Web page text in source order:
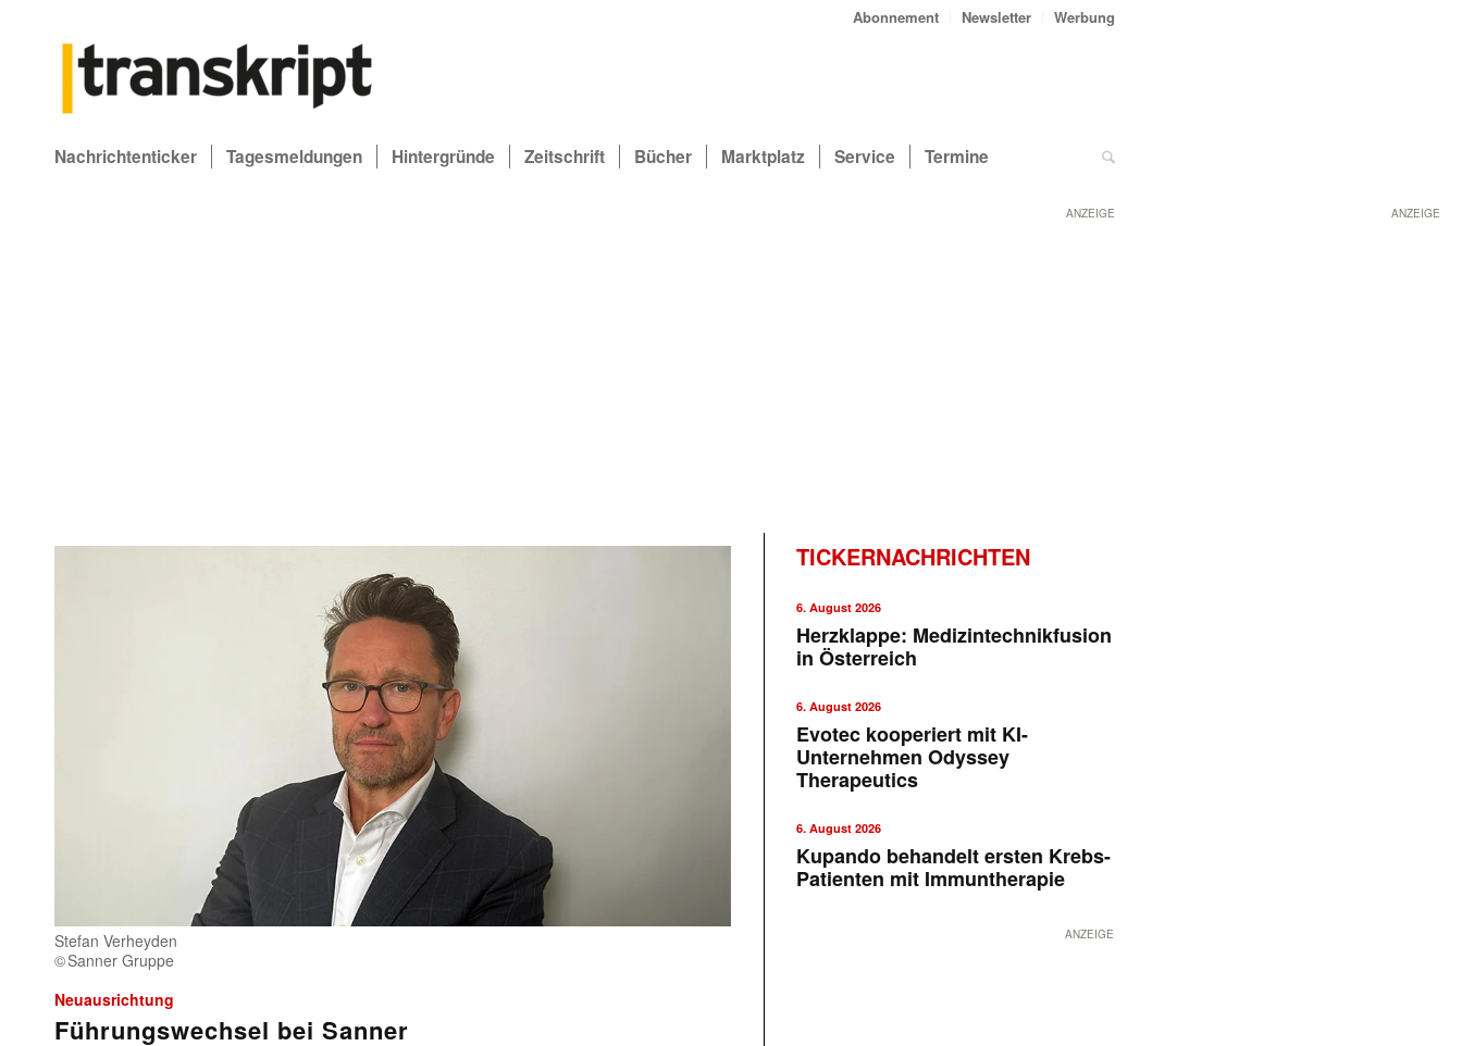
ANZEIGE
Abonnement Newsletter Werbung
Nachrichtenticker Tagesmeldungen Hintergründe Zeitschrift Bücher Marktplatz Service Termine
ANZEIGE
Stefan Verheyden
Sanner Gruppe
Neuausrichtung
Führungswechsel bei Sanner
TICKERNACHRICHTEN
6. August 2026
Herzklappe: Medizintechnikfusion
in Österreich
6. August 2026
Evotec kooperiert mit KI-
Unternehmen Odyssey
Therapeutics
6. August 2026
Kupando behandelt ersten Krebs-
Patienten mit Immuntherapie
ANZEIGE